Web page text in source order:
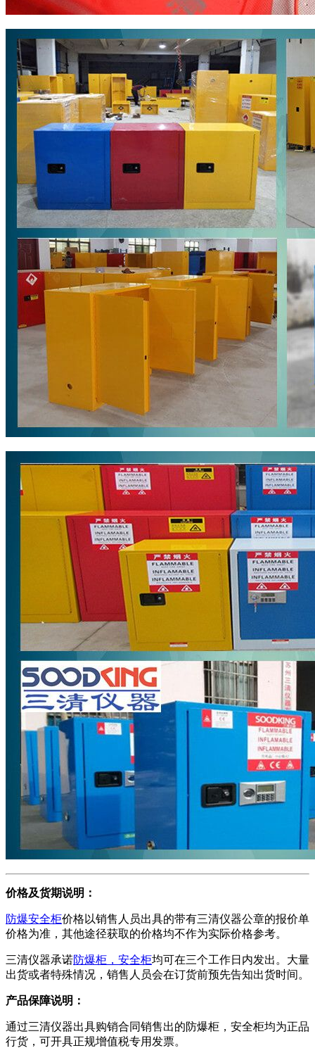
价格及货期说明：
防爆安全柜价格以销售人员出具的带有三清仪器公章的报价单
价格为准，其他途径获取的价格均不作为实际价格参考。
三清仪器承诺防爆柜，安全柜均可在三个工作日内发出。大量
出货或者特殊情况，销售人员会在订货前预先告知出货时间。
产品保障说明：
通过三清仪器出具购销合同销售出的防爆柜，安全柜均为正品
行货，可开具正规增值税专用发票。